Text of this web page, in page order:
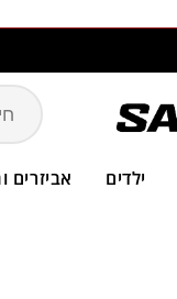
ילדים אביזרים